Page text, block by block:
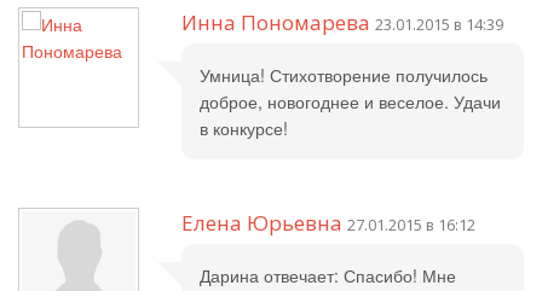
Инна Пономарева 23.01.2015 в 14:39
Умница! Стихотворение получилось
доброе, новогоднее и веселое. Удачи
в конкурсе!
Елена Юрьевна 27.01.2015 в 16:12
Дарина отвечает: Спасибо! Мне